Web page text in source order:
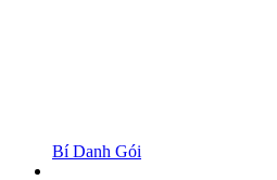
Bí Danh Gói